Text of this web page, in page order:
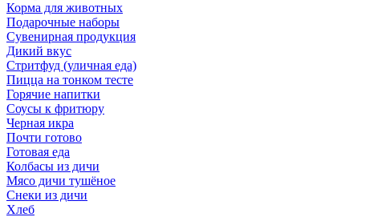
Корма для животных
Подарочные наборы
Сувенирная продукция
Дикий вкус
Стритфуд (уличная еда)
Пицца на тонком тесте
Горячие напитки
Соусы к фритюру
Черная икра
Почти готово
Готовая еда
Колбасы из дичи
Мясо дичи тушёное
Снеки из дичи
Хлеб